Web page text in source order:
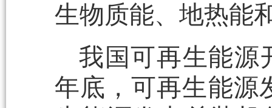
生物质能、地热能
我国可再生能源
年底，可再生能源